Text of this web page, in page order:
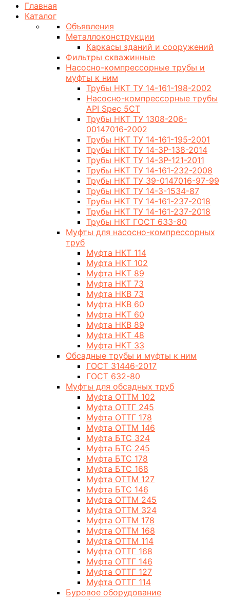
Главная
Каталог
Объявления
Металлоконструкции
Каркасы зданий и сооружений
Фильтры скважинные
Насосно-компрессорные трубы и
муфты к ним
Трубы НКТ ТУ 14-161-198-2002
Насосно-компрессорные трубы
API Spec 5CT
Трубы НКТ ТУ 1308-206-
00147016-2002
Трубы НКТ ТУ 14-161-195-2001
Трубы НКТ ТУ 14-3Р-138-2014
Трубы НКТ ТУ 14-3Р-121-2011
Трубы НКТ ТУ 14-161-232-2008
Трубы НКТ ТУ 39-0147016-97-99
Трубы НКТ ТУ 14-3-1534-87
Трубы НКТ ТУ 14-161-237-2018
Трубы НКТ ТУ 14-161-237-2018
Трубы НКТ ГОСТ 633-80
Муфты для насосно-компрессорных
труб
Муфта НКТ 114
Муфта НКТ 102
Муфта НКТ 89
Муфта НКТ 73
Муфта НКВ 73
Муфта НКВ 60
Муфта НКТ 60
Муфта НКВ 89
Муфта НКТ 48
Муфта НКТ 33
Обсадные трубы и муфты к ним
ГОСТ 31446-2017
ГОСТ 632-80
Муфты для обсадных труб
Муфта ОТТМ 102
Муфта ОТТГ 245
Муфта ОТТГ 178
Муфта ОТТМ 146
Муфта БТС 324
Муфта БТС 245
Муфта БТС 178
Муфта БТС 168
Муфта ОТТМ 127
Муфта БТС 146
Муфта ОТТМ 245
Муфта ОТТМ 324
Муфта ОТТМ 178
Муфта ОТТМ 168
Муфта ОТТМ 114
Муфта ОТТГ 168
Муфта ОТТГ 146
Муфта ОТТГ 127
Муфта ОТТГ 114
Буровое оборудование